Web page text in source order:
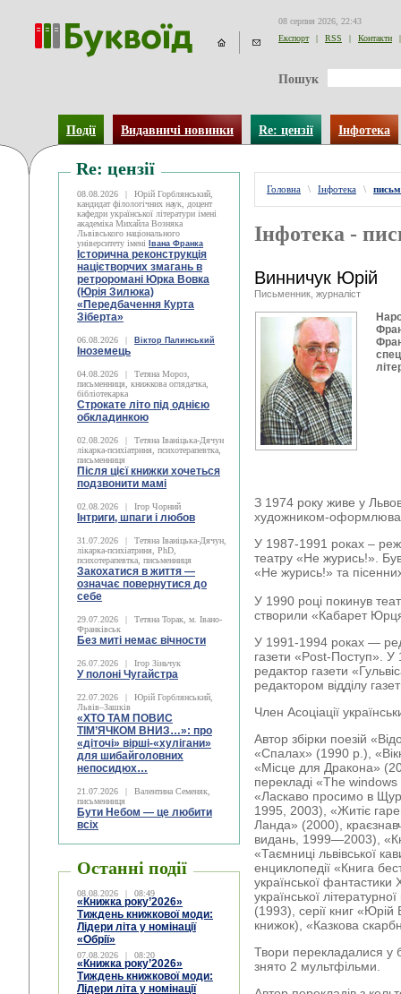
08 серпня 2026, 22:43
Експорт
| RSS | Контакти |
Пошук
Події Видавничі новинки Re: цензії Інфотека
Re: цензії
08.08.2026 |
Юрій Горблянський,
кандидат філологічних наук, доцент
кафедри української літератури імені
академіка Михайла Возняка
Львівського національного
університету імені
Івана Франка
Історична реконструкція
націєтворчих змагань в
ретроромані Юрка Вовка
(Юрія Зилюка)
«Передбачення Курта
Зіберта»
06.08.2026 | Віктор Палинський
Іноземець
04.08.2026 |
Тетяна Мороз,
письменниця, книжкова оглядачка,
бібліотекарка
Строкате літо під однією
обкладинкою
02.08.2026 |
Тетяна Іваніцька-Дячун
лікарка-психіатриня, психотерапевтка,
письменниця
Після цієї книжки хочеться
подзвонити мамі
02.08.2026 | Ігор Чорний
Інтриги, шпаги і любов
31.07.2026 |
Тетяна Іваніцька-Дячун,
лікарка-психіатриня, PhD,
психотерапевтка, письменниця
Закохатися в життя —
означає повернутися до
себе
29.07.2026 |
Тетяна Торак, м. Івано-
Франківськ
Без миті немає вічности
26.07.2026 | Ігор Зіньчук
У полоні Чугайстра
22.07.2026 |
Юрій Горблянський,
Львів–Зашків
«ХТО ТАМ ПОВИС
ТІМ’ЯЧКОМ ВНИЗ…»: про
«діточі» вірші-«хулігани»
для шибайголовних
непосидюх…
21.07.2026 |
Валентина Семеняк,
письменниця
Бути Небом ― це любити
всіх
Останні події
08.08.2026 | 08:49
«Книжка року’2026»
Тиждень книжкової моди:
Лідери літа у номінації
«Обрії»
07.08.2026 | 08:20
«Книжка року’2026»
Тиждень книжкової моди:
Лідери літа у номінації
Головна \ Інфотека \
Інфотека -
Винничук Юрій
Письменник, журналіст
З 1974 року живе у
художником-
У 1987-1991 роках –
театру «Не журись!».
«Не журись!» та пісенних
У 1990 році покинув
створили «Кабарет
У 1991-1994 роках —
газети «Post-Поступ».
редактор газети
редактором відділу
Член Асоціації
Автор збірки поезій
«Спалах» (1990 р.),
«Місце для Дракона»
перекладі «The
«Ласкаво просимо в
1995, 2003), «Житіє
Ланда» (2000),
видань, 1999—2003),
«Таємниці львівської
енциклопедії «Книга
української
української
(1993), серії книг
книжок), «Казкова
Твори перекладалися у
знято 2 мультфільми.